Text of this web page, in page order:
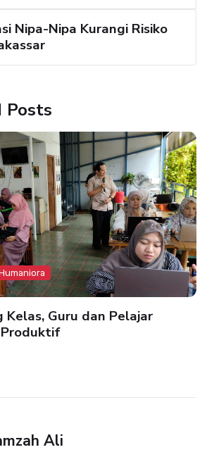
Nipa-Nipa Kurangi Risiko
Posts
Kelas, Guru dan Pelajar
Ali